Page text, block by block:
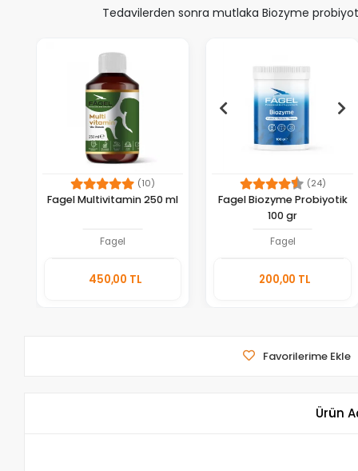
Tedavilerden sonra mutlaka Biozyme
(10)
Fagel Multivitamin 250 ml
Fagel
450,00 TLEkle
(24)
Fagel Biozyme Probiyotik
100 gr
Fagel
200,00 TL
Favorilerime Ekle
Ürün